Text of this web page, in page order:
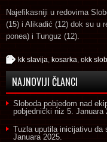
Najefikasniji u redovima
(15) i Alikadić (12) dok su u
ponea) i Tunguz (12).
kk slavija kosarka okk
NAJNOVIJI ČLANCI
Sloboda pobjedom nad
pobjednički niz 5. Januara
Tuzla uputila inicijativu da
Januara 2025.